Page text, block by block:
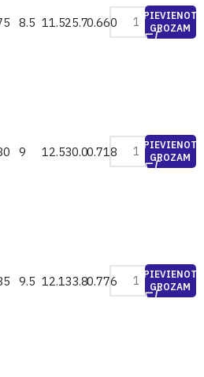
8.5 11.525.70.660
PIEVIENOT
GROZAM
9 12.530.00.718
PIEVIENOT
GROZAM
9.5 12.133.80.776
PIEVIENOT
GROZAM